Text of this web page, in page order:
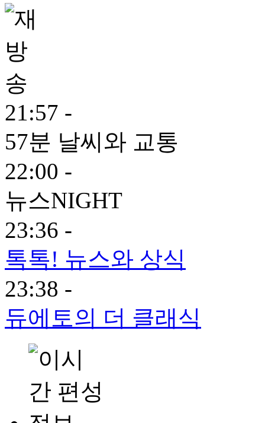
21:57 -
57분 날씨와 교통
22:00 -
뉴스NIGHT
23:36 -
톡톡! 뉴스와 상식
23:38 -
듀에토의 더 클래식